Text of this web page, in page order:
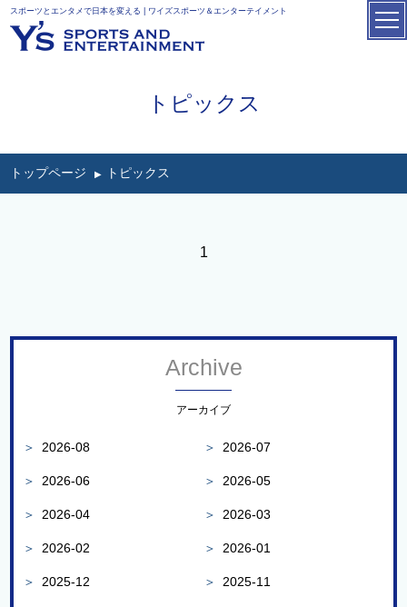
スポーツとエンタメで日本を変える | ワイズスポーツ＆エンターテイメント
トピックス
トップページ トピックス
1
Archive
アーカイブ
＞ 2026-08 ＞ 2026-07
＞ 2026-06 ＞ 2026-05
＞ 2026-04 ＞ 2026-03
＞ 2026-02 ＞ 2026-01
＞ 2025-12 ＞ 2025-11